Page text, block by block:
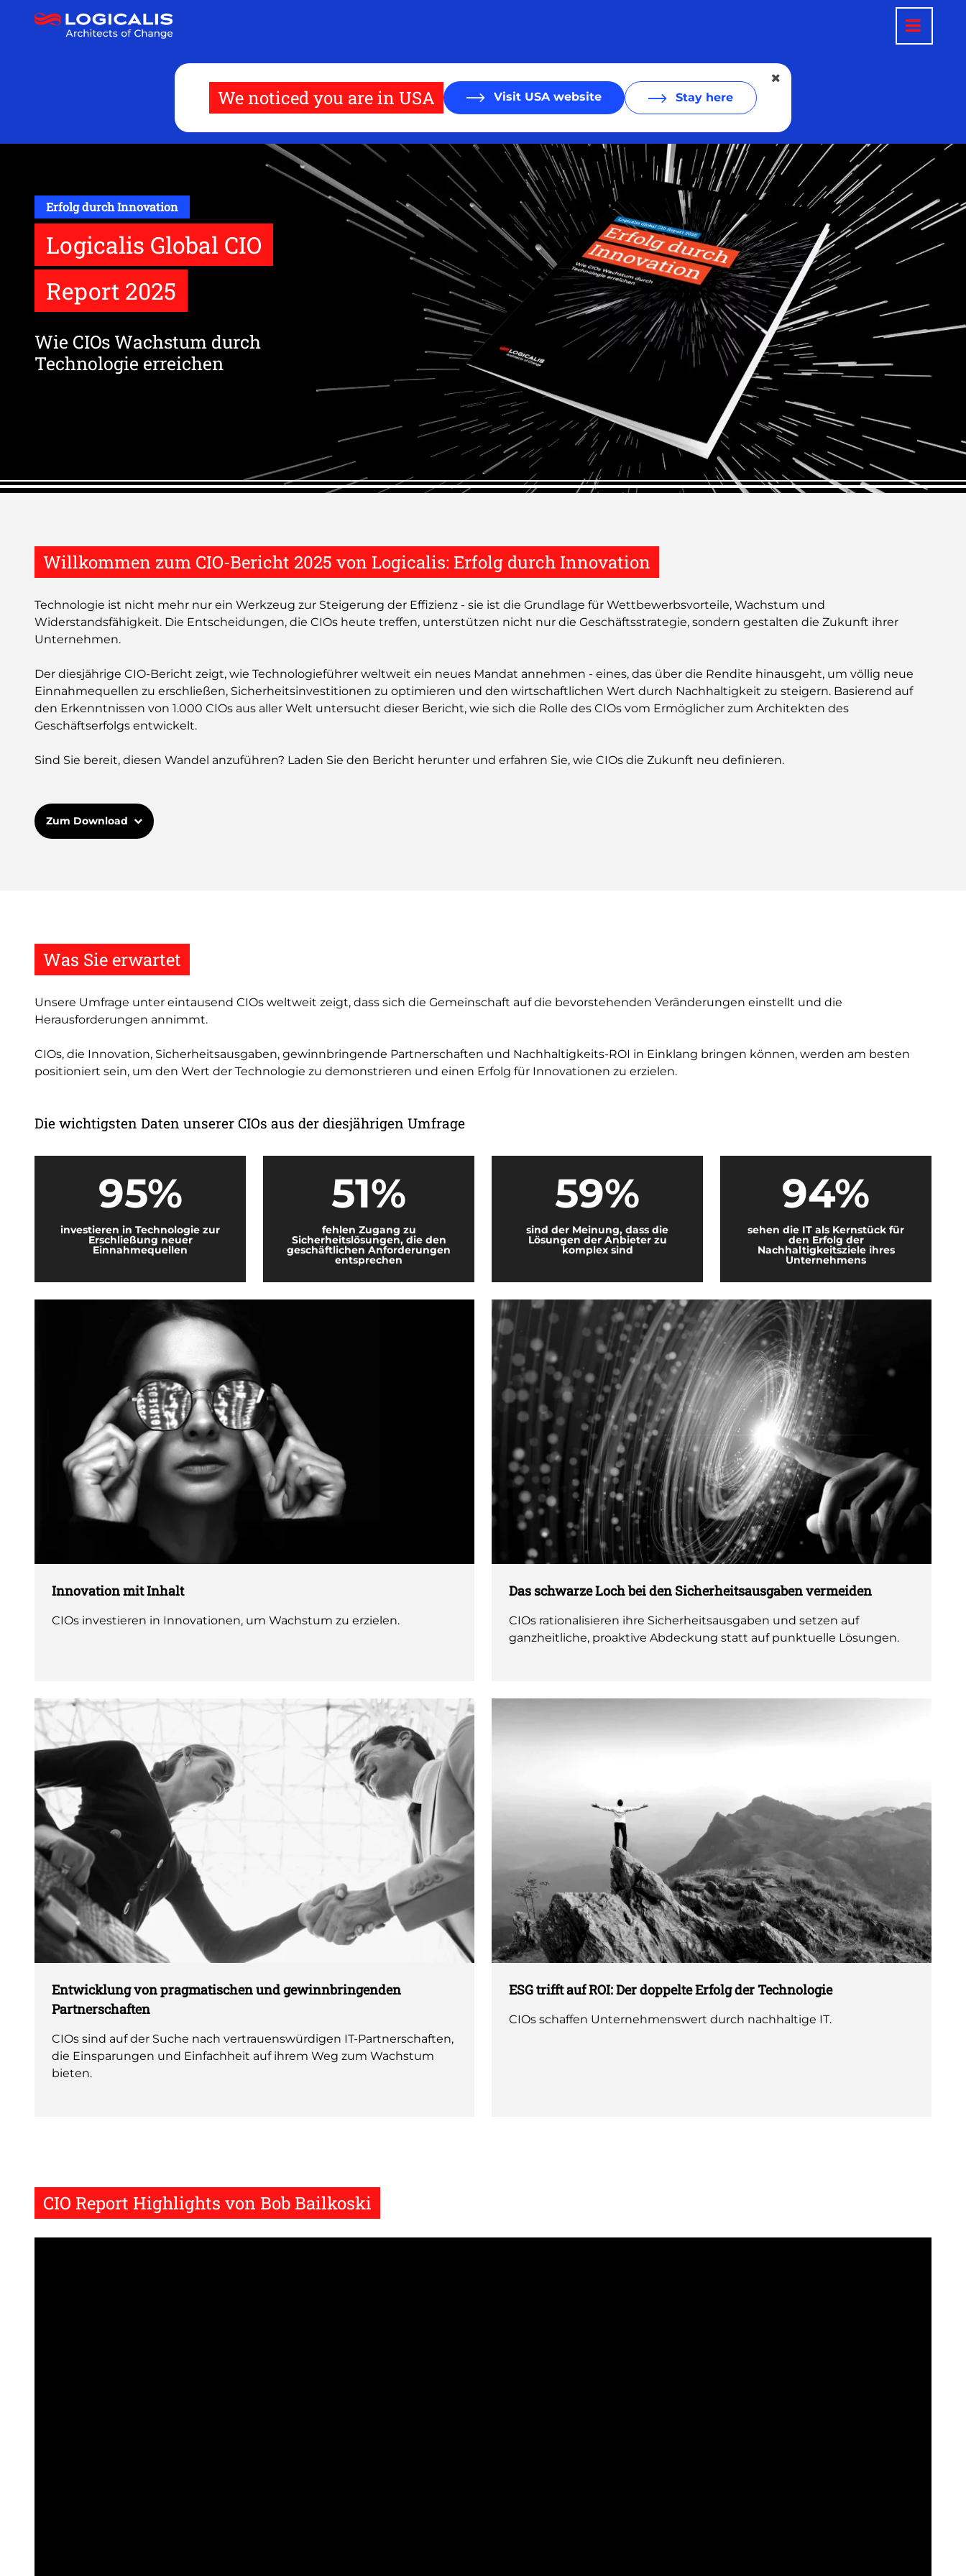
We noticed you are in USA Visit USA website Stay here
Erfolg durch Innovation
Logicalis Global CIO
Report 2025
Wie CIOs Wachstum durch
Technologie erreichen
Willkommen zum CIO-Bericht 2025 von Logicalis: Erfolg durch Innovation
Technologie ist nicht mehr nur ein Werkzeug zur Steigerung der Effizienz - sie ist die Grundlage für Wettbewerbsvorteile, Wachstum und
Widerstandsfähigkeit. Die Entscheidungen, die CIOs heute treffen, unterstützen nicht nur die Geschäftsstrategie, sondern gestalten die Zukunft ihrer
Unternehmen.
Der diesjährige CIO-Bericht zeigt, wie Technologieführer weltweit ein neues Mandat annehmen - eines, das über die Rendite hinausgeht, um völlig neue
Einnahmequellen zu erschließen, Sicherheitsinvestitionen zu optimieren und den wirtschaftlichen Wert durch Nachhaltigkeit zu steigern. Basierend auf
den Erkenntnissen von 1.000 CIOs aus aller Welt untersucht dieser Bericht, wie sich die Rolle des CIOs vom Ermöglicher zum Architekten des
Geschäftserfolgs entwickelt.
Sind Sie bereit, diesen Wandel anzuführen? Laden Sie den Bericht herunter und erfahren Sie, wie CIOs die Zukunft neu definieren.
Zum Download
Was Sie erwartet
Unsere Umfrage unter eintausend CIOs weltweit zeigt, dass sich die Gemeinschaft auf die bevorstehenden Veränderungen einstellt und die
Herausforderungen annimmt.
CIOs, die Innovation, Sicherheitsausgaben, gewinnbringende Partnerschaften und Nachhaltigkeits-ROI in Einklang bringen können, werden am besten
positioniert sein, um den Wert der Technologie zu demonstrieren und einen Erfolg für Innovationen zu erzielen.
Die wichtigsten Daten unserer CIOs aus der diesjährigen Umfrage
95%
investieren in Technologie zur
Erschließung neuer
Einnahmequellen
51%
fehlen Zugang zu
Sicherheitslösungen, die den
geschäftlichen Anforderungen
entsprechen
59%
sind der Meinung, dass die
Lösungen der Anbieter zu
komplex sind
94%
sehen die IT als Kernstück für
den Erfolg der
Nachhaltigkeitsziele ihres
Unternehmens
Innovation mit Inhalt
CIOs investieren in Innovationen, um Wachstum zu erzielen.
Das schwarze Loch bei den Sicherheitsausgaben vermeiden
CIOs rationalisieren ihre Sicherheitsausgaben und setzen auf
ganzheitliche, proaktive Abdeckung statt auf punktuelle Lösungen.
Entwicklung von pragmatischen und gewinnbringenden
Partnerschaften
CIOs sind auf der Suche nach vertrauenswürdigen IT-Partnerschaften,
die Einsparungen und Einfachheit auf ihrem Weg zum Wachstum
bieten.
ESG trifft auf ROI: Der doppelte Erfolg der Technologie
CIOs schaffen Unternehmenswert durch nachhaltige IT.
CIO Report Highlights von Bob Bailkoski